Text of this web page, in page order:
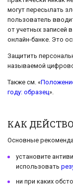
могут пересылать
пользователь
от учетных записей
онлайн-банке. Это
Защитить
называемой
Также см. «
году: образец».
КАК
Основные
установите
использовать
ни при каких